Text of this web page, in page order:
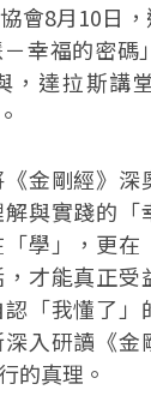
會8月10日
幸福的密碼
，達拉斯講
金剛經》深
與實踐的「
學」，更在
才能真正受
「我懂了」
入研讀《金
的真理。